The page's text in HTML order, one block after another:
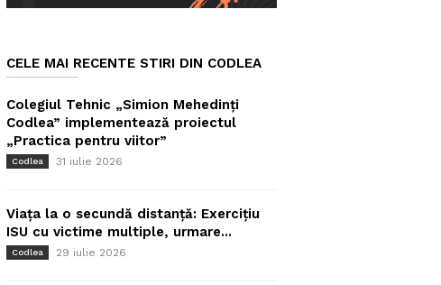
CELE MAI RECENTE STIRI DIN CODLEA
Colegiul Tehnic „Simion Mehedinți
Codlea” implementează proiectul
„Practica pentru viitor”
Codlea 31 iulie 2026
Viața la o secundă distanță: Exercițiu
ISU cu victime multiple, urmare...
Codlea 29 iulie 2026